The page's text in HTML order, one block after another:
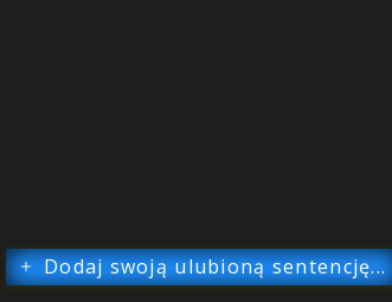
Dodaj swoją ulubioną sentencję...